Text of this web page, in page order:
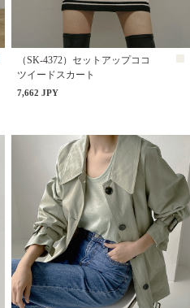
（SK-4372）セットアップココ
ツイードスカート
7,662 JPY